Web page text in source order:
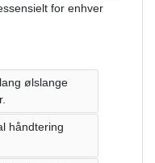
for enhver
ølslange
håndtering